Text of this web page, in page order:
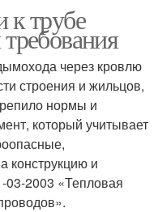
трубе
через кровлю
строения и жильцов,
нормы и
который учитывает
конструкцию и
2003 «Тепловая